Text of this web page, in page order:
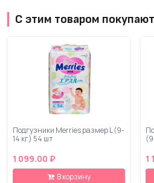
С этим товаром покупают
Подгузники Merries размер L (9-
14 кг) 54 шт
1 099.00 ₽
В корзину
1